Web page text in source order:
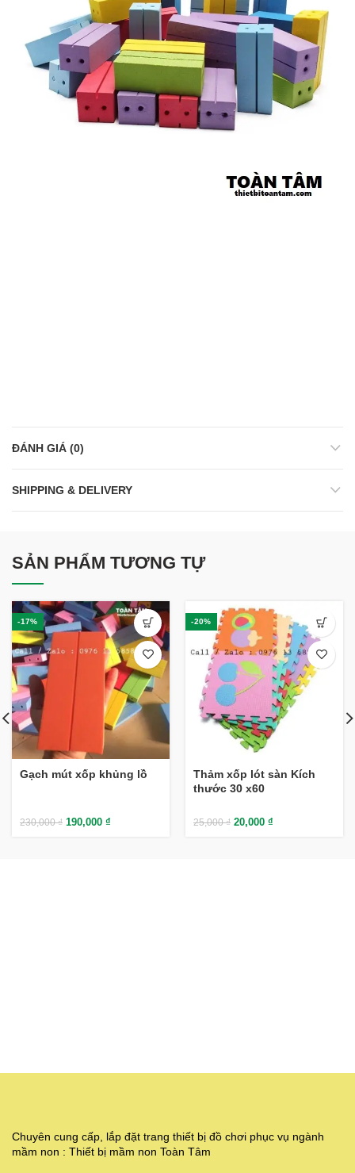
ĐÁNH GIÁ (0)
SHIPPING & DELIVERY
SẢN PHẨM TƯƠNG TỰ
-17%
Gạch mút xốp khủng lồ
230,000₫ 190,000 ₫
-20%
Thảm xốp lót sàn Kích
thước 30 x60
25,000₫ 20,000 ₫
Chuyên cung cấp, lắp đặt trang thiết bị đồ chơi phục vụ ngành
mầm non : Thiết bị mầm non Toàn Tâm